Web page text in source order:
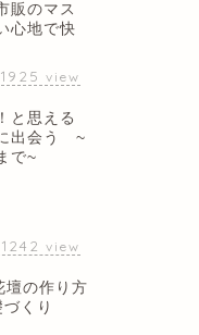
販のマス
心地で快
view
と思える
出会う ~
で~
view
の作り方
くり